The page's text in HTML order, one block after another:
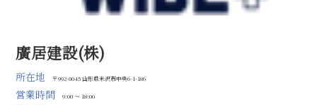
廣居建設(株)
所在地 〒992-0045 山形県米沢市中央6-1-186
営業時間 9:00 ～ 18:00